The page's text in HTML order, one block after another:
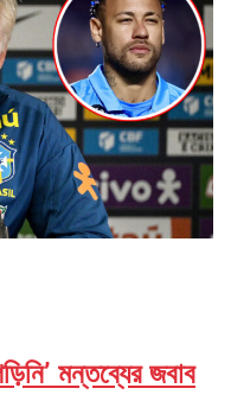
মন্তব্যের জবাব